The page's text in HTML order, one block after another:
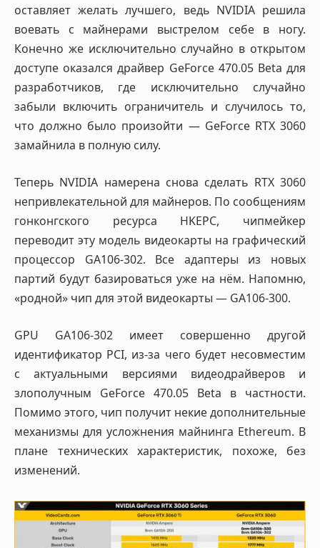
оставляет желать лучшего, ведь NVIDIA решила
воевать с майнерами выстрелом себе в ногу.
Конечно же исключительно случайно в открытом
доступе оказался драйвер GeForce 470.05 Beta для
разработчиков, где исключительно случайно
забыли включить ограничитель и случилось то,
что должно было произойти — GeForce RTX 3060
замайнила в полную силу.
Теперь NVIDIA намерена снова сделать RTX 3060
непривлекательной для майнеров. По сообщениям
гонконгского ресурса HKEPC, чипмейкер
переводит эту модель видеокарты на графический
процессор GA106-302. Все адаптеры из новых
партий будут базироваться уже на нём. Напомню,
«родной» чип для этой видеокарты — GA106-300.
GPU GA106-302 имеет совершенно другой
идентификатор PCI, из-за чего будет несовместим
с актуальными версиями видеодрайверов и
злополучным GeForce 470.05 Beta в частности.
Помимо этого, чип получит некие дополнительные
механизмы для усложнения майнинга Ethereum. В
плане технических характеристик, похоже, без
изменений.